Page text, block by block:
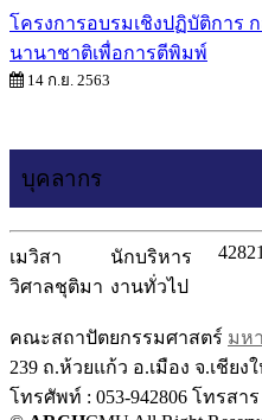
โครงการอบรมเชิงปฏิบัติการ
นานาชาติเพื่อการตีพิมพ์
14 ก.ย. 2563
บุคลากร
เมวิสา
วิศาลชุติมา
นักบริหาร
งานทั่วไป
42821
คณะสถาปัตยกรรมศาสตร์ มห
239 ถ.ห้วยแก้ว อ.เมือง จ.เชียง
โทรศัพท์ : 053-942806 โทรสาร